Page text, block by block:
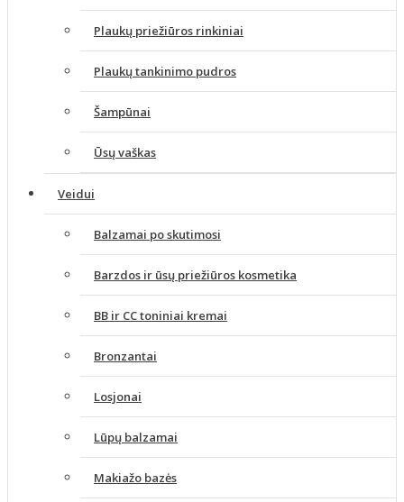
Plaukų priežiūros rinkiniai
Plaukų tankinimo pudros
Šampūnai
Ūsų vaškas
Veidui
Balzamai po skutimosi
Barzdos ir ūsų priežiūros kosmetika
BB ir CC toniniai kremai
Bronzantai
Losjonai
Lūpų balzamai
Makiažo bazės